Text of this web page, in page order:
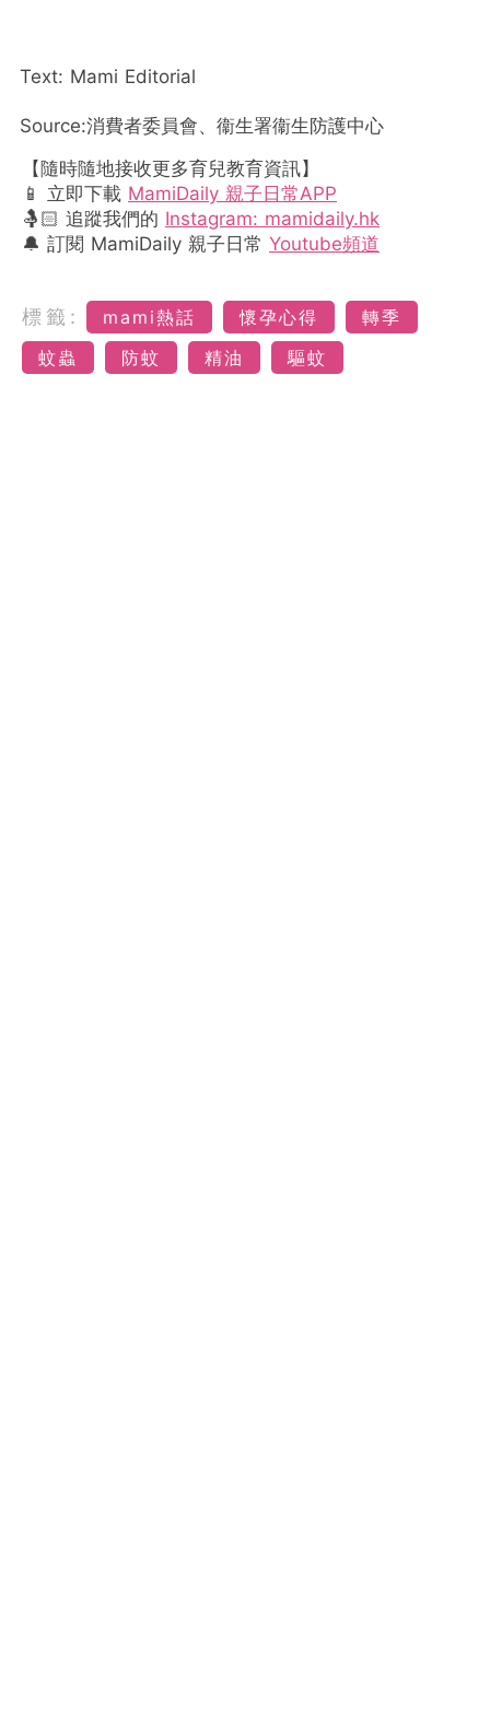
Text: Mami Editorial
Source:消費者委員會、衞生署衞生防護中心
【隨時隨地接收更多育兒教育資訊】
📱 立即下載 MamiDaily 親子日常APP
🤱🏻 追蹤我們的 Instagram: mamidaily.hk
🔔 訂閱 MamiDaily 親子日常 Youtube頻道
標籤: mami熱話 懷孕心得
轉季
蚊蟲
防蚊 精油 驅蚊